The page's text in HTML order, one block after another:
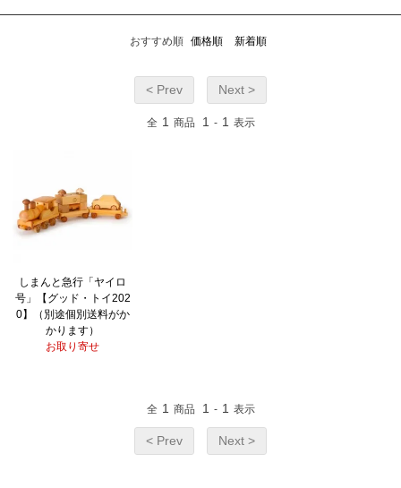
おすすめ順 価格順 新着順
< Prev Next >
全 1 商品 1 - 1 表示
しまんと急行「ヤイロ
号」【グッド・トイ202
0】（別途個別送料がか
かります）
お取り寄せ
全 1 商品 1 - 1 表示
< Prev Next >